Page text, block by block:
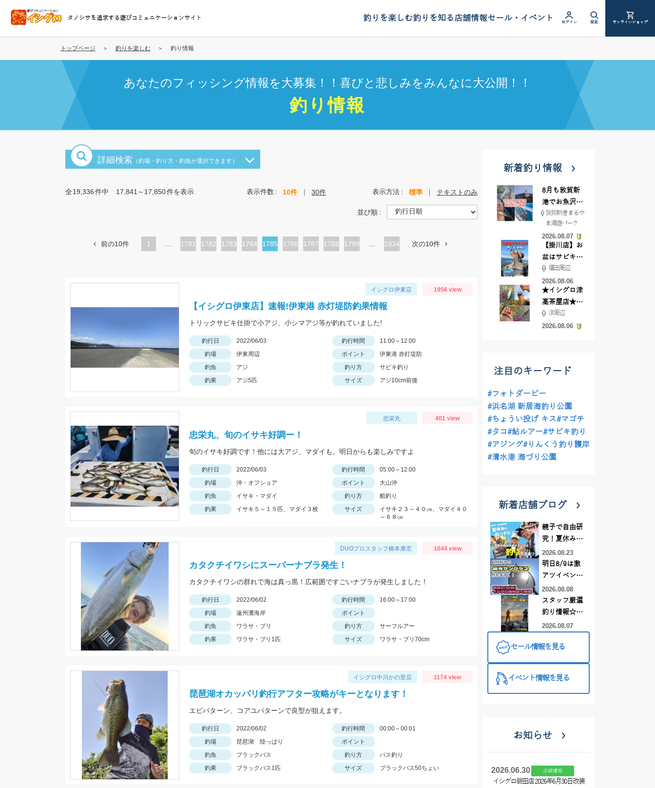
コ
テ
タノシサを追求する遊びコミュニケーションサイト 釣りを楽しむ釣りを知る店舗情報セール・イベント ログイン 検索 オンラインショップ
トップページ 釣りを楽しむ 釣り情報
あなたのフィッシング情報を大募集！！喜びと悲しみをみんなに大公開！！
釣り情報
詳細検索 （釣場・釣り方・釣魚が選択できます）
全19,336件中 17,841～17,850件を表示 表示件数 10件 30件 表示方法 標準 テキストのみ
並び順
前の10件 1
ペ
1781
ペ
1782
ペ
1783
ペ
1784
カ
ペ
1785
ペ
1786
ペ
1787
ペ
1788
ペ
1789 1934 次の10件
イシグロ伊東店 1956 view
【イシグロ伊東店】速報!伊東港 赤灯堤防釣果情報
トリックサビキ仕掛で小アジ、小シマアジ等が釣れていました!
釣行日 2022/06/03 釣行時間
11:00～12:00
釣場
伊東周辺 ポイント
伊東港 赤灯堤防
釣魚
アジ 釣り方
サビキ釣り
釣果
アジ5匹 サイズ アジ10cm前後
忠栄丸 401 view
忠栄丸、旬のイサキ好調ー！
旬のイサキ好調です！他には大アジ、マダイも。明日からも楽しみですよ
釣行日 2022/06/03 釣行時間
05:00～12:00
釣場
沖・オフショア ポイント
大山沖
釣魚
イサキ・マダイ 釣り方
船釣り
釣果
イサキ５～１５匹、マダイ３枚 サイズ
イサキ２３～４０㎝、マダイ４０
～６８㎝
DUOプロスタッフ橋本康宏 1044 view
カタクチイワシにスーパーナブラ発生！
カタクチイワシの群れで海は真っ黒！広範囲ですごいナブラが発生しました！
釣行日 2022/06/02 釣行時間
16:00～17:00
釣場
遠州灘海岸
ポイント
釣魚
ワラサ・ブリ 釣り方
サーフルアー
釣果
ワラサ・ブリ1匹 サイズ ワラサ・ブリ70cm
イシグロ中川かの里店 1174 view
琵琶湖オカッパリ釣行アフター攻略がキーとなります！
エビパターン、コアユパターンで良型が狙えます。
釣行日 2022/06/02 釣行時間
00:00～00:01
釣場
琵琶湖 陸っぱり
ポイント
釣魚
ブラックバス 釣り方
バス釣り
釣果
ブラックバス1匹 サイズ ブラックバス50ちょい
新着釣り情報
8月も敦賀新
港でお魚沢山
♪ イシグロ彦
根店
敦賀新港 まるや
ま海遊パーク
2026.08.07
【掛川店】お
盆はサビキ釣
りいきません
か?
福田周辺
2026.08.06
★イシグロ津
高茶屋店★津
近郊ハゼ釣れ
てます！
津周辺
2026.08.06
注目のキーワード
#フォトダービー
#浜名湖 新居海釣り公園
#ちょうい投げ キス#マゴチ
#タコ#鮎ルアー#サビキ釣り
#アジング#りんくう釣り護岸
#清水港 海づり公園
新着店舗ブログ
親子で自由研
究！夏休みに
釣りデビュー
2026.08.23
明日8/9は激
アツイベント
日！！！～オ
ーダー偏光グ
ラス受注会～
2026.08.08
スタッフ厳選
釣り情報☆彡
連休は何釣り
♪【イシグロ
2026.08.07
セール情報を見る
イベント情報を見る
お知らせ
2026.06.30 店舗情報
イシグロ磐田店 2026年6月30日改装